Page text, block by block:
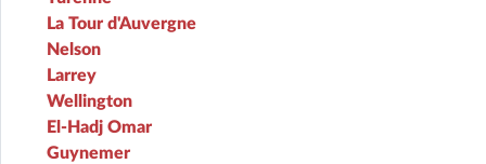
La Tour d'Auvergne
Nelson
Larrey
Wellington
El-Hadj Omar
Guynemer